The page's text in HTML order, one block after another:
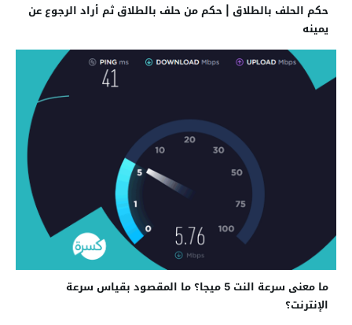
حكم الحلف بالطلاق | حكم من حلف بالطلاق ثم أراد الرجوع عن
يمينه
ما معنى سرعة النت 5 ميجا؟ ما المقصود بقياس سرعة
الإنترنت؟